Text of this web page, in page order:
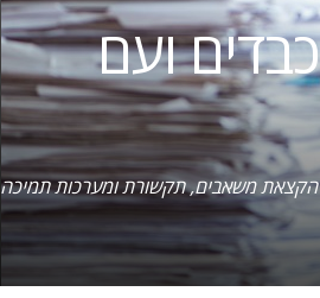
ועם
הקצאת משאבים, תקשורת ומערכות תמיכה